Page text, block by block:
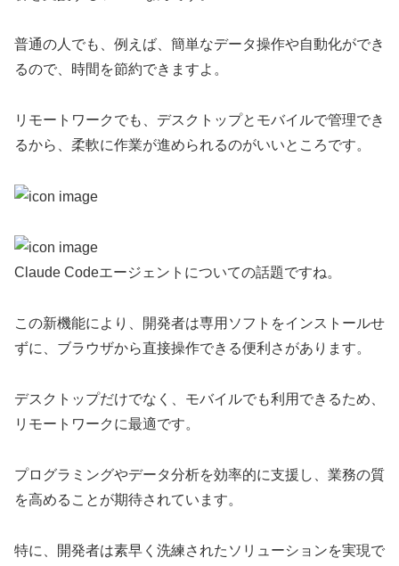
普通の人でも、例えば、簡単なデータ操作や自動化ができ
るので、時間を節約できますよ。
リモートワークでも、デスクトップとモバイルで管理でき
るから、柔軟に作業が進められるのがいいところです。
Claude Codeエージェントについての話題ですね。
この新機能により、開発者は専用ソフトをインストールせ
ずに、ブラウザから直接操作できる便利さがあります。
デスクトップだけでなく、モバイルでも利用できるため、
リモートワークに最適です。
プログラミングやデータ分析を効率的に支援し、業務の質
を高めることが期待されています。
特に、開発者は素早く洗練されたソリューションを実現で